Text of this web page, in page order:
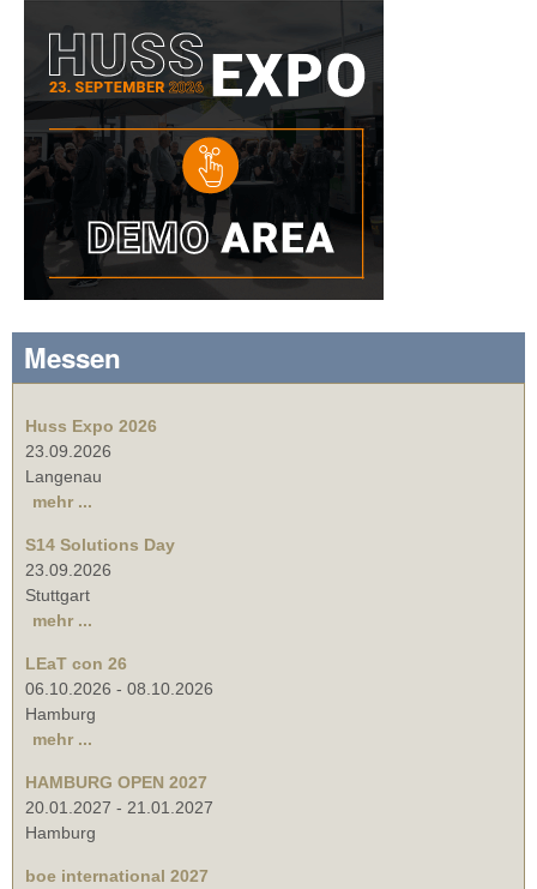
Messen
Huss Expo 2026
23.09.2026
Langenau
mehr ...
S14 Solutions Day
23.09.2026
Stuttgart
mehr ...
LEaT con 26
06.10.2026 - 08.10.2026
Hamburg
mehr ...
HAMBURG OPEN 2027
20.01.2027 - 21.01.2027
Hamburg
boe international 2027